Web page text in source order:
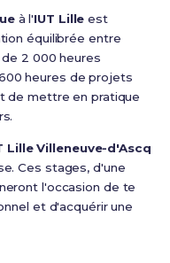
à l'IUT Lille est
équilibrée entre
2 000 heures
heures de projets
de mettre en pratique
Lille Villeneuve-d'Ascq
Ces stages, d'une
l'occasion de te
et d'acquérir une